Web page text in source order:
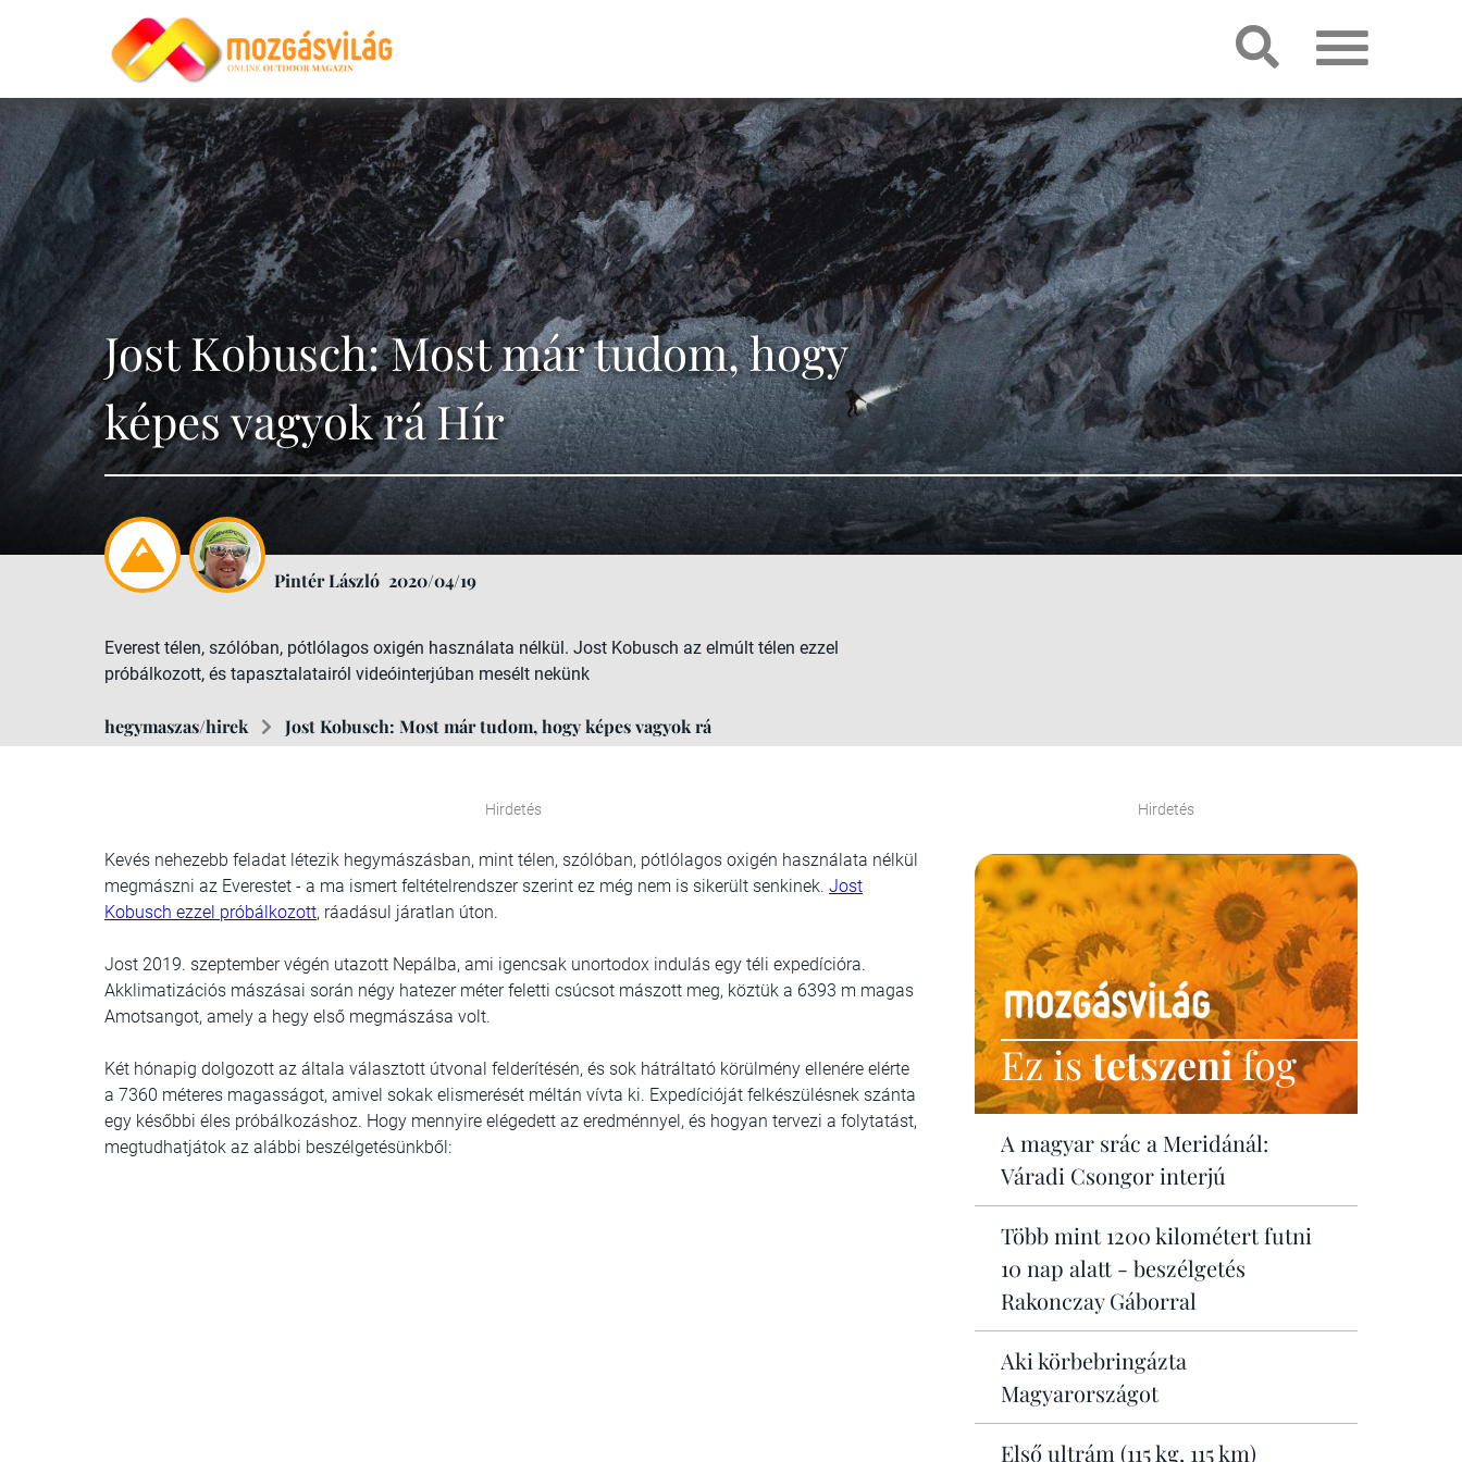
Jost Kobusch: Most már tudom, hogy
képes vagyok rá Hír
Pintér László 2020/04/19
Everest télen, szólóban, pótlólagos oxigén használata nélkül. Jost Kobusch az elmúlt télen ezzel
próbálkozott, és tapasztalatairól videóinterjúban mesélt nekünk
hegymaszas/hirek Jost Kobusch: Most már tudom, hogy képes vagyok rá
Hirdetés
Kevés nehezebb feladat létezik hegymászásban, mint télen, szólóban, pótlólagos oxigén használata nélkül
megmászni az Everestet - a ma ismert feltételrendszer szerint ez még nem is sikerült senkinek. Jost
Kobusch ezzel próbálkozott, ráadásul járatlan úton.
Jost 2019. szeptember végén utazott Nepálba, ami igencsak unortodox indulás egy téli expedícióra.
Akklimatizációs mászásai során négy hatezer méter feletti csúcsot mászott meg, köztük a 6393 m magas
Amotsangot, amely a hegy első megmászása volt.
Két hónapig dolgozott az általa választott útvonal felderítésén, és sok hátráltató körülmény ellenére elérte
a 7360 méteres magasságot, amivel sokak elismerését méltán vívta ki. Expedícióját felkészülésnek szánta
egy későbbi éles próbálkozáshoz. Hogy mennyire elégedett az eredménnyel, és hogyan tervezi a folytatást,
megtudhatjátok az alábbi beszélgetésünkből:
Hirdetés
Ez istetszenifog
A magyar srác a Meridánál:
Váradi Csongor interjú
Több mint 1200 kilométert futni
10 nap alatt - beszélgetés
Rakonczay Gáborral
Aki körbebringázta
Magyarországot
Első ultrám (115 kg, 115 km)